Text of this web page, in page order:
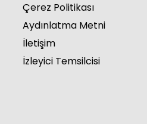
Çerez Politikası
Aydınlatma Metni
İletişim
İzleyici Temsilcisi